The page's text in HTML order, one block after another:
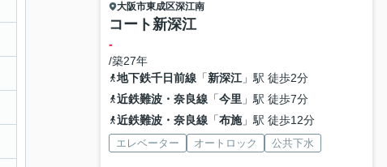
大阪市東成区深江南
コート新深江
-
/築27年
地下鉄千日前線「新深江」駅 徒歩2分
近鉄難波・奈良線「今里 」駅 徒歩7分
近鉄難波・奈良線「布施」駅 徒歩12分
エレベーター オートロック 公共下水